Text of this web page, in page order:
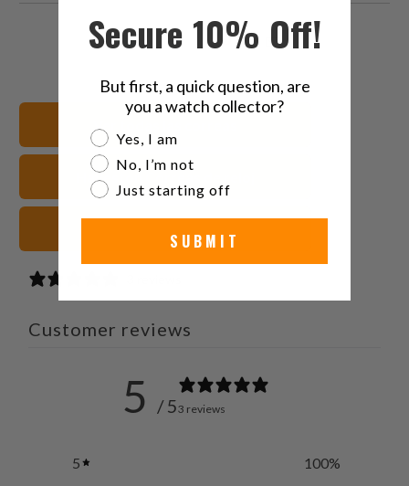
Comparte
en
Twitter
Comparte
en
Facebook
Compartir
en
Pinterest
Email
to
a
Ver todas las correas
Haveston Correas de reloj
Customer reviews
5 / 53 reviews
5 100%
Secure 10% Off!
But first, a quick question, are
you a watch collector?
Are you a watch collector?
Yes, I am
No, I’m not
Just starting off
SUBMIT